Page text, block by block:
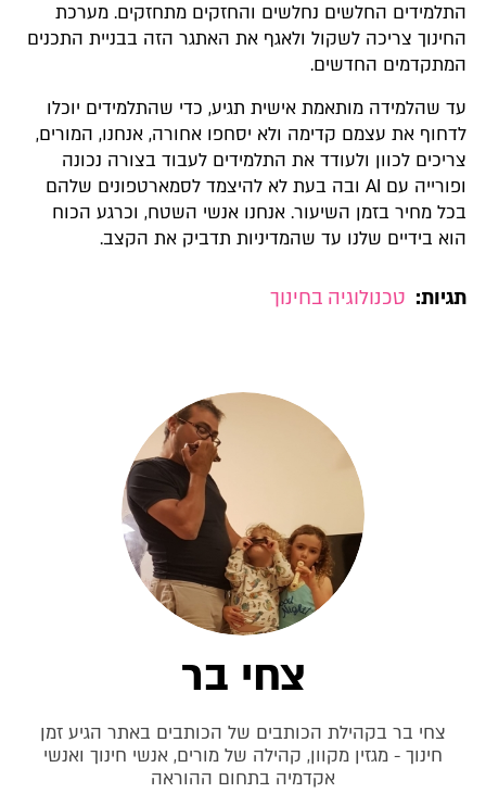
התלמידים החלשים נחלשים והחזקים מתחזקים.​ מערכת
החינוך צריכה לשקול ולאגף את האתגר הזה בבניית התכנים
המתקדמים החדשים.
עד שהלמידה מותאמת אישית תגיע, כדי שהתלמידים יוכלו
לדחוף את עצמם קדימה ולא יסחפו אחורה, אנחנו, המורים,
צריכים לכוון ולעודד את התלמידים לעבוד בצורה נכונה
ופורייה עם AI ובה בעת לא להיצמד לסמארטפונים שלהם
בכל מחיר בזמן השיעור. אנחנו אנשי השטח, וכרגע הכוח
הוא בידיים שלנו עד שהמדיניות תדביק את הקצב.
תגיות: טכנולוגיה בחינוך
צחי בר
צחי בר בקהילת הכותבים של הכותבים באתר הגיע זמן
חינוך - מגזין מקוון, קהילה של מורים, אנשי חינוך ואנשי
אקדמיה בתחום ההוראה